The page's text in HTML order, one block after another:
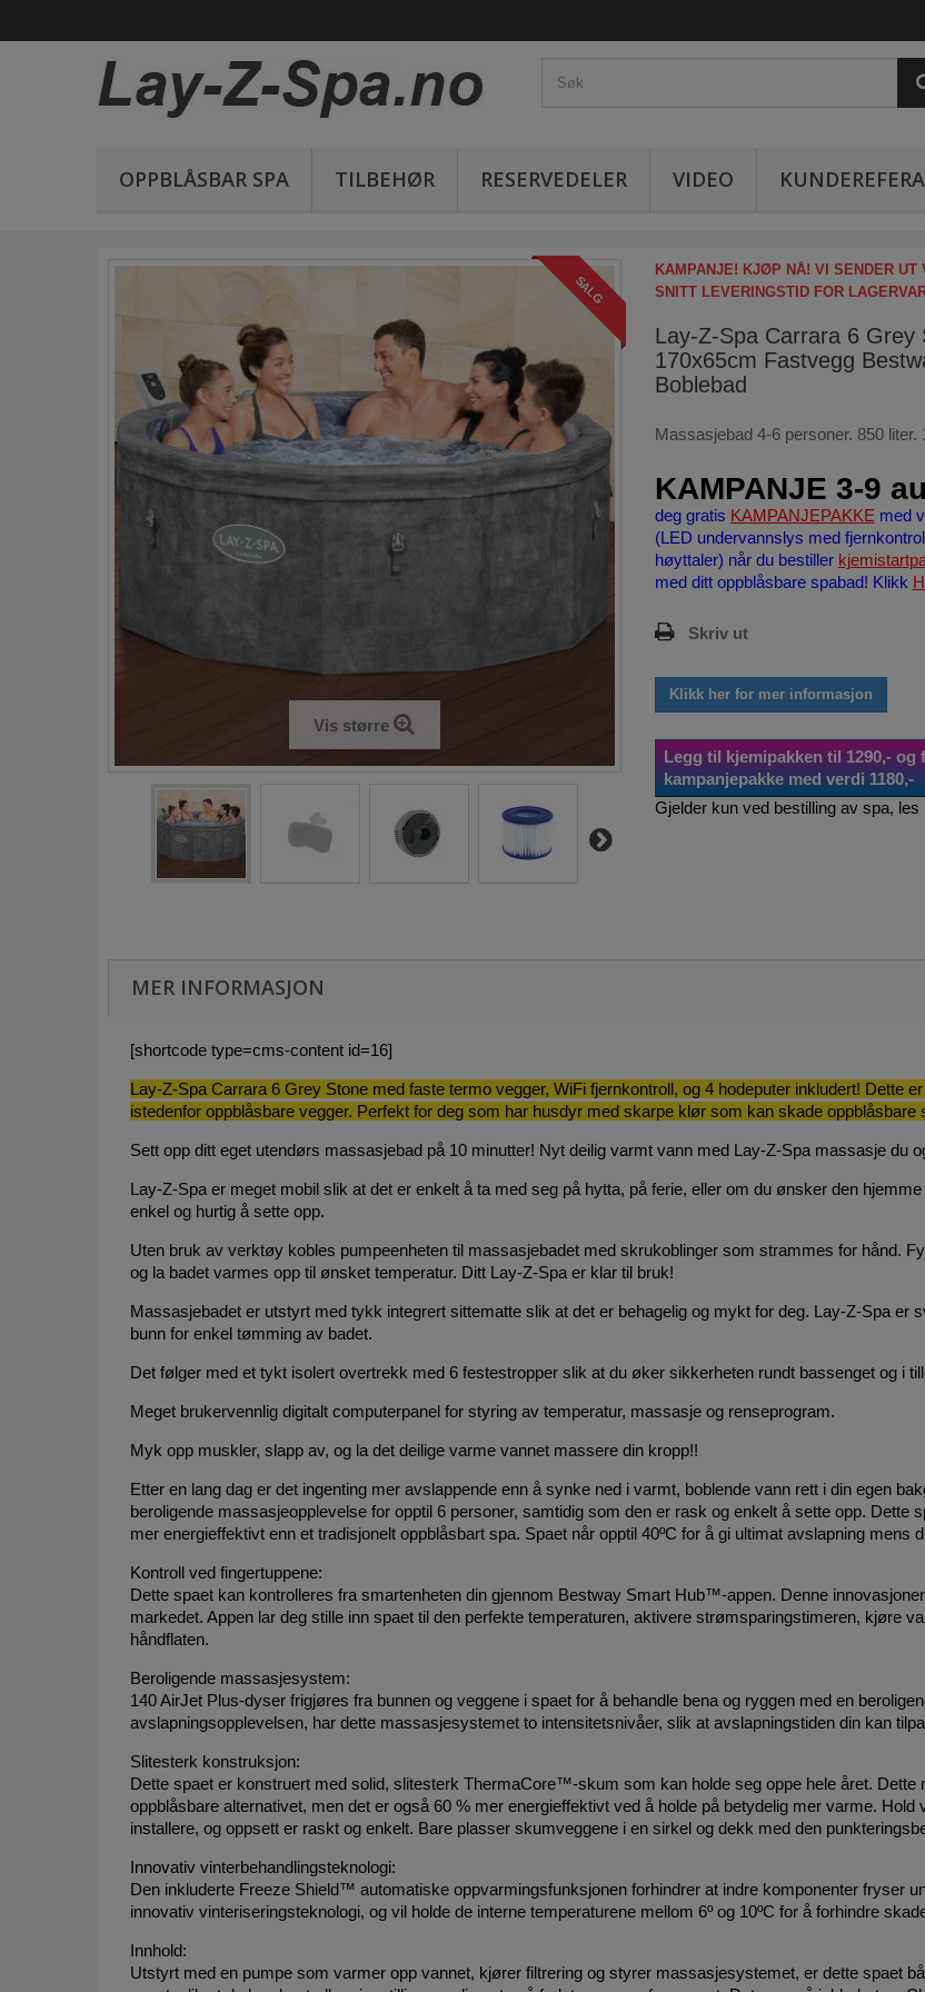
OPPBLÅSBAR SPA TILBEHØR RESERVEDELER VIDEO
SALG
Vis større
KAMPANJE! KJØP NÅ! VI SENDER UT
SNITT LEVERINGSTID FOR
Lay-Z-Spa Carrara 6 Grey
170x65cm Fastvegg
Boblebad
Massasjebad 4-6 personer. 850 liter.
KAMPANJE 3-9
deg gratis KAMPANJEPAKKE med
(LED undervannslys med
høyttaler) når du bestiller
med ditt oppblåsbare spabad! Klikk
Skriv ut
Klikk her for mer informasjon
Legg til kjemipakken til 1290,- og
kampanjepakke med verdi 1180,-
Gjelder kun ved bestilling av spa, les
MER INFORMASJON
[shortcode type=cms-content id=16]
Lay-Z-Spa Carrara 6 Grey Stone med faste termo vegger, WiFi fjernkontroll, og 4 hodeputer inkludert! Dette
istedenfor oppblåsbare vegger. Perfekt for deg som har husdyr med skarpe klør som kan skade
Sett opp ditt eget utendørs massasjebad på 10 minutter! Nyt deilig varmt vann med Lay-Z-Spa massasje du
Lay-Z-Spa er meget mobil slik at det er enkelt å ta med seg på hytta, på ferie, eller om du ønsker den
enkel og hurtig å sette opp.
Uten bruk av verktøy kobles pumpeenheten til massasjebadet med skrukoblinger som strammes for hånd.
og la badet varmes opp til ønsket temperatur. Ditt Lay-Z-Spa er klar til bruk!
Massasjebadet er utstyrt med tykk integrert sittematte slik at det er behagelig og mykt for deg. Lay-Z-Spa
bunn for enkel tømming av badet.
Det følger med et tykt isolert overtrekk med 6 festestropper slik at du øker sikkerheten rundt bassenget og i
Meget brukervennlig digitalt computerpanel for styring av temperatur, massasje og renseprogram.
Myk opp muskler, slapp av, og la det deilige varme vannet massere din kropp!!
Etter en lang dag er det ingenting mer avslappende enn å synke ned i varmt, boblende vann rett i din egen
beroligende massasjeopplevelse for opptil 6 personer, samtidig som den er rask og enkelt å sette opp.
mer energieffektivt enn et tradisjonelt oppblåsbart spa. Spaet når opptil 40ºC for å gi ultimat avslapning mens
Kontroll ved fingertuppene:
Dette spaet kan kontrolleres fra smartenheten din gjennom Bestway Smart Hub™-appen. Denne
markedet. Appen lar deg stille inn spaet til den perfekte temperaturen, aktivere strømsparingstimeren, kjøre
håndflaten.
Beroligende massasjesystem:
140 AirJet Plus-dyser frigjøres fra bunnen og veggene i spaet for å behandle bena og ryggen med en
avslapningsopplevelsen, har dette massasjesystemet to intensitetsnivåer, slik at avslapningstiden din kan
Slitesterk konstruksjon:
Dette spaet er konstruert med solid, slitesterk ThermaCore™-skum som kan holde seg oppe hele året. Dette
oppblåsbare alternativet, men det er også 60 % mer energieffektivt ved å holde på betydelig mer varme.
installere, og oppsett er raskt og enkelt. Bare plasser skumveggene i en sirkel og dekk med den
Innovativ vinterbehandlingsteknologi:
Den inkluderte Freeze Shield™ automatiske oppvarmingsfunksjonen forhindrer at indre komponenter fryser
innovativ vinteriseringsteknologi, og vil holde de interne temperaturene mellom 6º og 10ºC for å forhindre
Innhold:
Utstyrt med en pumpe som varmer opp vannet, kjører filtrering og styrer massasjesystemet, er dette spaet